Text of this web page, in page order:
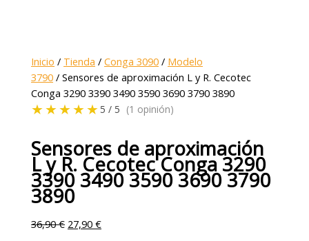
Inicio / Tienda /Conga 3090 / Modelo
3790 / Sensores de aproximación L y R. Cecotec
Conga 3290 3390 3490 3590 3690 3790 3890
★★★★★ 5 / 5 (1 opinión)
Sensores de aproximación
L y R. Cecotec Conga 3290
3390 3490 3590 3690 3790
3890
36,90€ 27,90€